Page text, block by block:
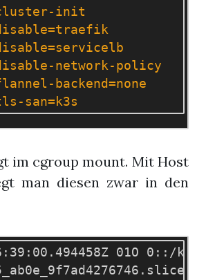
init
network-policy
backend=none
san=k3s
im cgroup mount. Mit Host
man diesen zwar in den
01O